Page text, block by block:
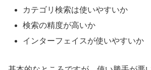
カテゴリ検索は使いやすいか
検索の精度が高いか
インターフェイスが使いやすいか